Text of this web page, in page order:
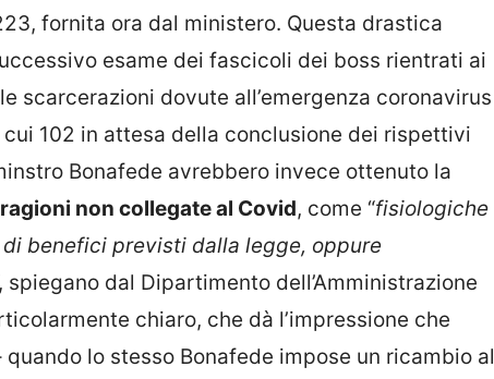
fornita ora dal ministero. Questa drastica
esame dei fascicoli dei boss rientrati ai
scarcerazioni dovute all’emergenza coronavirus
102 in attesa della conclusione dei rispettivi
Bonafede avrebbero invece ottenuto la
non collegate al Covid, come “fisiologiche
benefici previsti dalla legge, oppure
spiegano dal Dipartimento dell’Amministrazione
chiaro, che dà l’impressione che
lo stesso Bonafede impose un ricambio al